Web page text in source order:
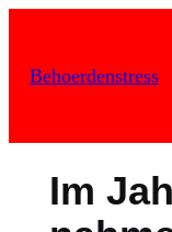
springen
Behoerdenstress
Im